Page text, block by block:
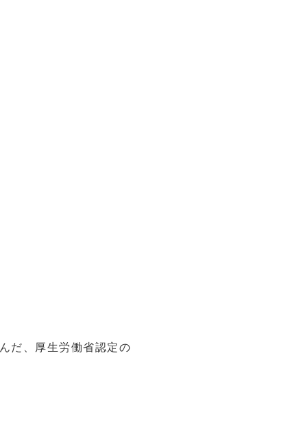
だ、厚生労働省認定の